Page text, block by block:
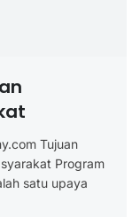
Tujuan
Program
satu upaya